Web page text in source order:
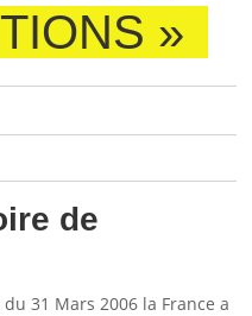
»
de
31 Mars 2006 la France a